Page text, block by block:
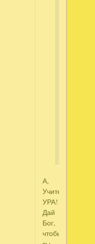
А,
Учитель,
УРА!!!
Дай
Бог,
чтобы